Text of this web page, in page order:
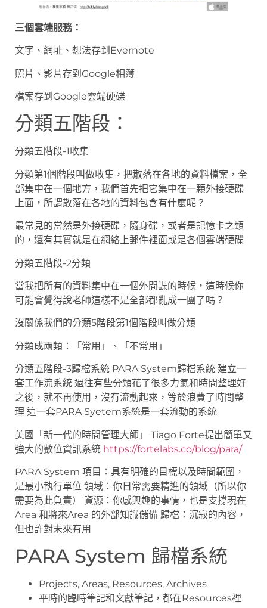
三個雲端服務：
文字、網址、想法存到Evernote
照片、影片存到Google相簿
檔案存到Google雲端硬碟
分類五階段：
分類五階段-1收集
分類第1個階段叫做收集，把散落在各地的資料檔案，全
部集中在一個地方，我們首先把它集中在一顆外接硬碟
上面，所謂散落在各地的資料包含有什麼呢？
最常見的當然是外接硬碟，隨身碟，或者是記憶卡之類
的，還有其實就是在網絡上郵件裡面或是各個雲端硬碟
分類五階段-2分類
當我把所有的資料集中在一個外間諜的時候，這時候你
可能會覺得說老師這樣不是全部都亂成一團了嗎？
沒關係我們的分類5階段第1個階段叫做分類
分類成兩類：「常用」、「不常用」
分類五階段-3歸檔系統 PARA System歸檔系統 建立一
套工作流系統 過往有些分類花了很多力氣和時間整理好
之後，就不再使用，沒有流動起來，等於浪費了時間整
理 這一套PARA Syetem系統是一套流動的系統
美國「新一代的時間管理大師」 Tiago Forte提出簡單又
強大的數位資訊系統 https://fortelabs.co/blog/para/
PARA System 項目：具有明確的目標以及時間範圍，
是最小執行單位 領域：你日常需要精進的領域（所以你
需要為此負責） 資源：你感興趣的事情，也是支撐現在
Area 和將來Area 的外部知識儲備 歸檔：沉寂的內容，
但也許對未來有用
PARA System 歸檔系統
Projects, Areas, Resources, Archives
平時的臨時筆記和文獻筆記，都在Resources裡